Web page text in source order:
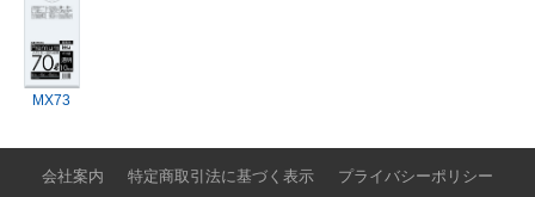
MX73
会社案内 特定商取引法に基づく表示
プライバシーポリシー